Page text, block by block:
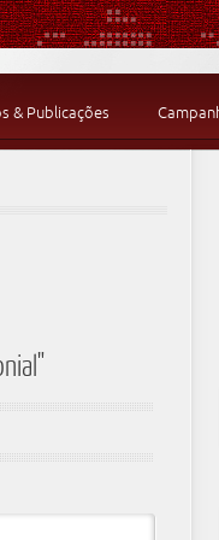
& Publicações